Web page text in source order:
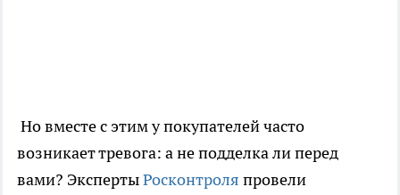
Но вместе с этим у покупателей часто
возникает тревога: а не подделка ли перед
вами? ЭкспертыРосконтроля провели